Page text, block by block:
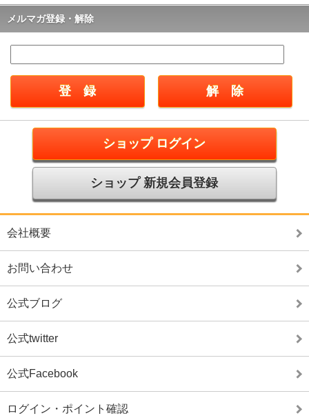
メルマガ登録・解除
ショップ ログイン
ショップ 新規会員登録
会社概要
お問い合わせ
公式ブログ
公式twitter
公式Facebook
ログイン・ポイント確認